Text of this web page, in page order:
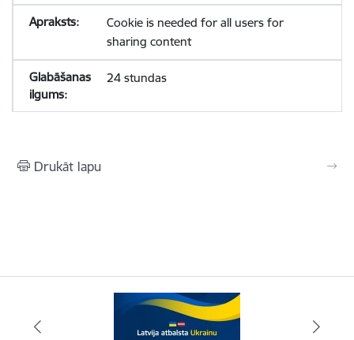
Cookie is needed for all users for
sharing content
24 stundas
Drukāt lapu